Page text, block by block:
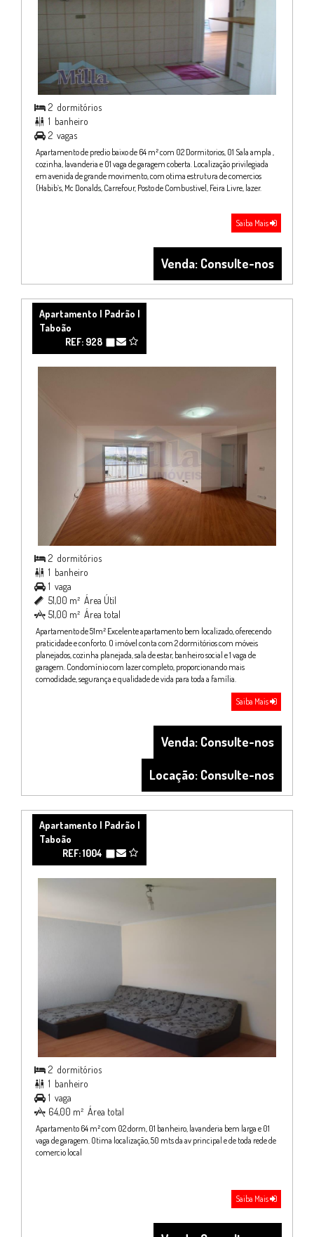
 2 dormitórios
 1 banheiro
 2 vagas
Apartamento de predio baixo de 64 m² com 02 Dormitorios, 01 Sala ampla ,
cozinha, lavanderia e 01 vaga de garagem coberta. Localização privilegiada
em avenida de grande movimento, com otima estrutura de comercios
(Habib`s, Mc Donalds, Carrefour, Posto de Combustivel, Feira Livre, lazer.
Saiba Mais
Venda: Consulte-nos
Apartamento | Padrão |
Taboão
REF: 928
 2 dormitórios
 1 banheiro
 1 vaga
 51,00 m² Área Útil
 51,00 m² Área total
Apartamento de 51m² Excelente apartamento bem localizado, oferecendo
praticidade e conforto. O imóvel conta com 2 dormitórios com móveis
planejados, cozinha planejada, sala de estar, banheiro social e 1 vaga de
garagem. Condomínio com lazer completo, proporcionando mais
comodidade, segurança e qualidade de vida para toda a família.
Saiba Mais
Venda: Consulte-nos
Locação: Consulte-nos
Apartamento | Padrão |
Taboão
REF: 1004
 2 dormitórios
 1 banheiro
 1 vaga
 64,00 m² Área total
Apartamento 64 m² com 02 dorm, 01 banheiro, lavanderia bem larga e 01
vaga de garagem. Otima localização, 50 mts da av principal e de toda rede de
comercio local
Saiba Mais